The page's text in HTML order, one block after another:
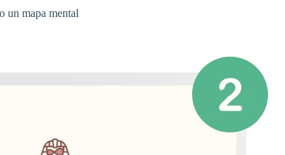
un mapa mental